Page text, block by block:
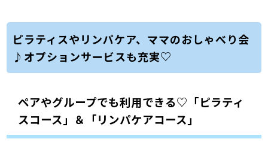
ピラティスやリンパケア、ママのおしゃべり会
♪オプションサービスも充実♡
ペアやグループでも利用できる♡「ピラティ
スコース」＆「リンパケアコース」